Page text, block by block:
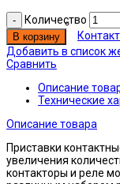
Количество
В корзину
Добавить в список
Сравнить
Описание
Технические
Описание товара
Приставки
увеличения
контакторы и реле